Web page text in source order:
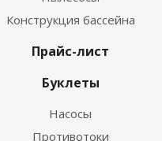
Конструкция бассейна
Прайс-лист
Буклеты
Насосы
Противотоки